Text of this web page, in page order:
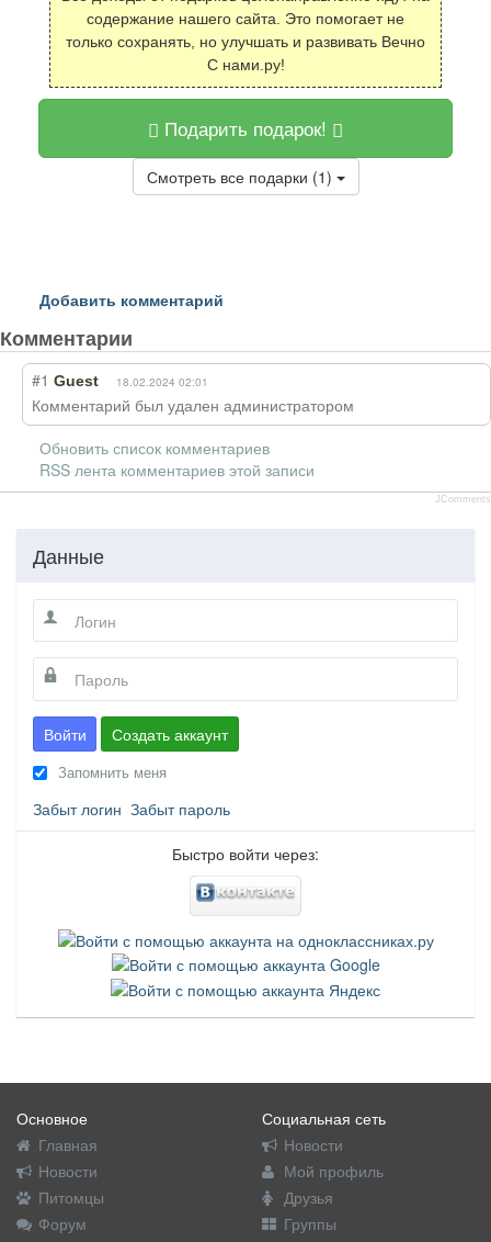
содержание нашего сайта. Это помогает не
только сохранять, но улучшать и развивать Вечно
С нами.ру!
Подарить подарок!
Смотреть все подарки (1)
Добавить комментарий
Комментарии
#1 Guest 18.02.2024 02:01
Комментарий был удален администратором
Обновить список комментариев
RSS лента комментариев этой записи
JComments
Данные
Войти Создать аккаунт
Запомнить меня
Забыт логин Забыт пароль
Быстро войти через:
Основное
Главная
Новости
Питомцы
Форум
Социальная сеть
Новости
Мой профиль
Друзья
Группы